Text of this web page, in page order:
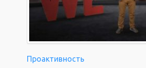
Проактивность